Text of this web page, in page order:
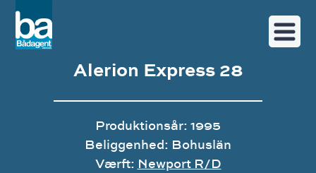
Alerion Express 28
Produktionsår: 1995
Beliggenhed: Bohuslän
Værft: Newport R/D